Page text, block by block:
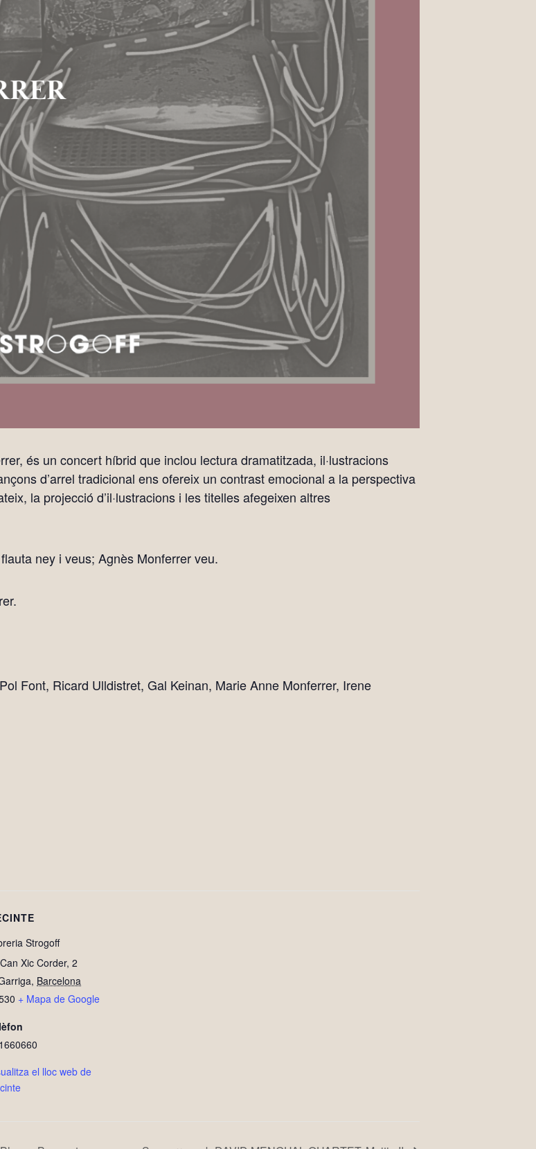
és un concert híbrid que inclou lectura dramatitzada, il·lustracions
d’arrel tradicional ens ofereix un contrast emocional a la perspectiva
la projecció d’il·lustracions i les titelles afegeixen altres
ney i veus; Agnès Monferrer veu.
Font, Ricard Ulldistret, Gal Keinan, Marie Anne Monferrer, Irene
Strogoff
Xic Corder, 2
, Barcelona
+ Mapa de Google
el lloc web de